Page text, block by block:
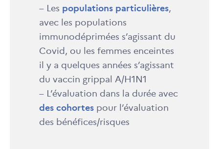
– Les populations particulières,
avec les populations
immunodéprimées s’agissant du
Covid, ou les femmes enceintes
il y a quelques années s’agissant
du vaccin grippal A/H1N1
– L’évaluation dans la durée avec
des cohortes pour l’évaluation
des bénéfices/risques